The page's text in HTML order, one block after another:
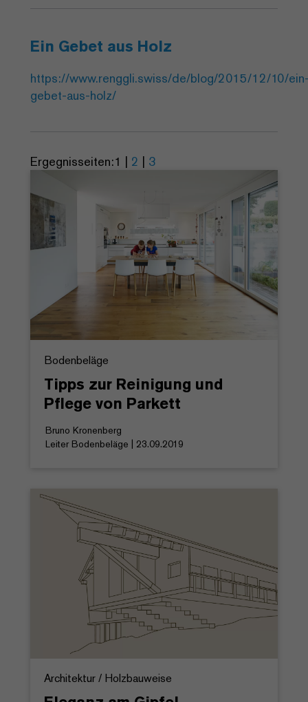
Ein Gebet aus Holz
https://www.renggli.swiss/de/blog/2015/12/10/
gebet-aus-holz/
Ergegnisseiten:1 | 2 | 3
Bodenbeläge
Tipps zur Reinigung und
Pflege von Parkett
Bruno Kronenberg
Leiter Bodenbeläge | 23.09.2019
Architektur / Holzbauweise